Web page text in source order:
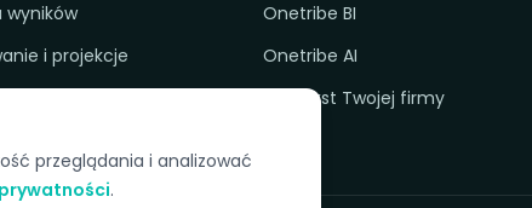
wyników
i projekcje
Onetribe BI
Onetribe AI
Kontekst Twojej firmy
przeglądania i analizować
.